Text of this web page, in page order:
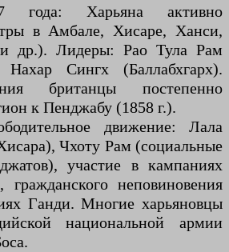
года: Харьяна активно
в Амбале, Хисаре, Ханси,
и др.). Лидеры: Рао Тула Рам
Сингх (Баллабхгарх).
британцы постепенно
к Пенджабу (1858 г.).
движение: Лала
Чхоту Рам (социальные
участие в кампаниях
гражданского неповиновения
Ганди. Многие харьяновцы
национальной армии